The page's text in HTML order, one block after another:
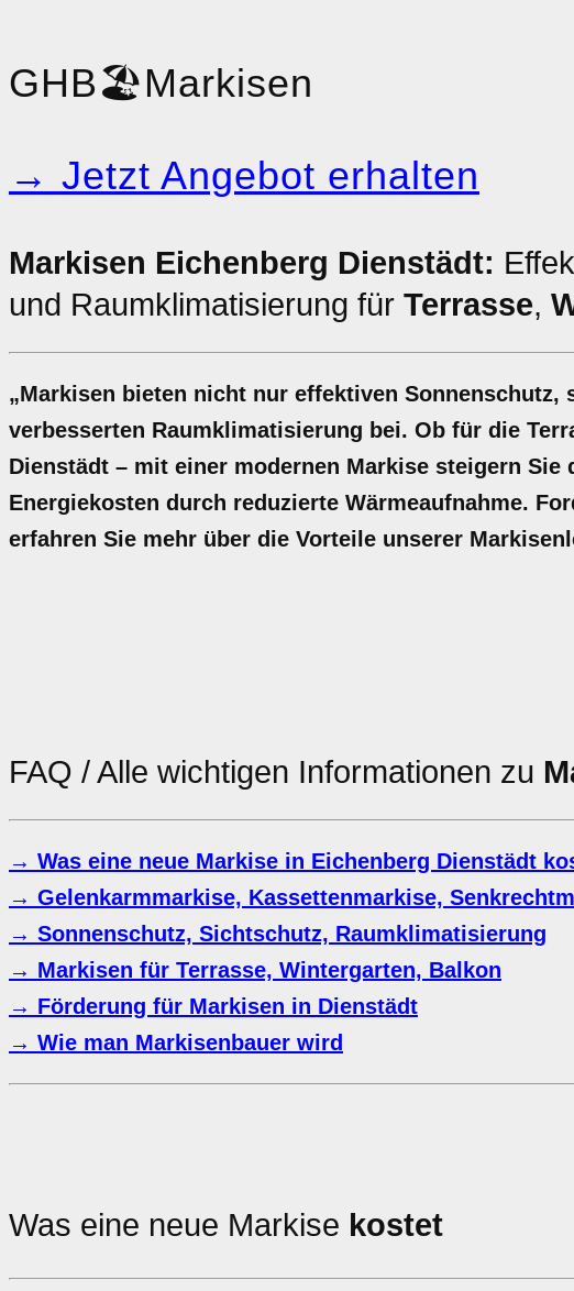
GHB🏖️Markisen
→ Jetzt Angebot erhalten
Markisen Eichenberg Dienstädt:
und Raumklimatisierung für Terrasse,
„Markisen bieten nicht nur effektiven
verbesserten Raumklimatisierung bei. Ob für die
Dienstädt – mit einer modernen Markise steigern
Energiekosten durch reduzierte Wärmeaufnahme.
erfahren Sie mehr über die Vorteile unserer
FAQ / Alle wichtigen Informationen zu
→ Was eine neue Markise in Eichenberg Dienstädt
→ Gelenkarmmarkise, Kassettenmarkise,
→ Sonnenschutz, Sichtschutz, Raumklimatisierung
→ Markisen für Terrasse, Wintergarten, Balkon
→ Förderung für Markisen in Dienstädt
→ Wie man Markisenbauer wird
Was eine neue Markise kostet